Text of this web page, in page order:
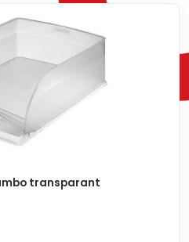
transparant